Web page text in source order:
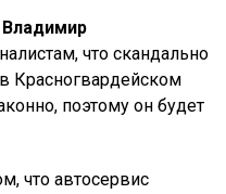
Владимир
что скандально
Красногвардейском
поэтому он будет
что автосервис